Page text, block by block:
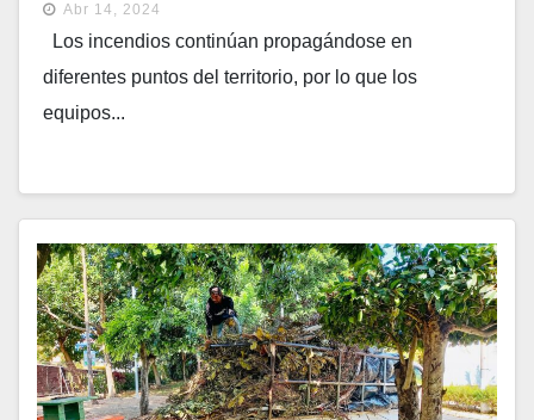
Abr 14, 2024
Los incendios continúan propagándose en
diferentes puntos del territorio, por lo que los
equipos...